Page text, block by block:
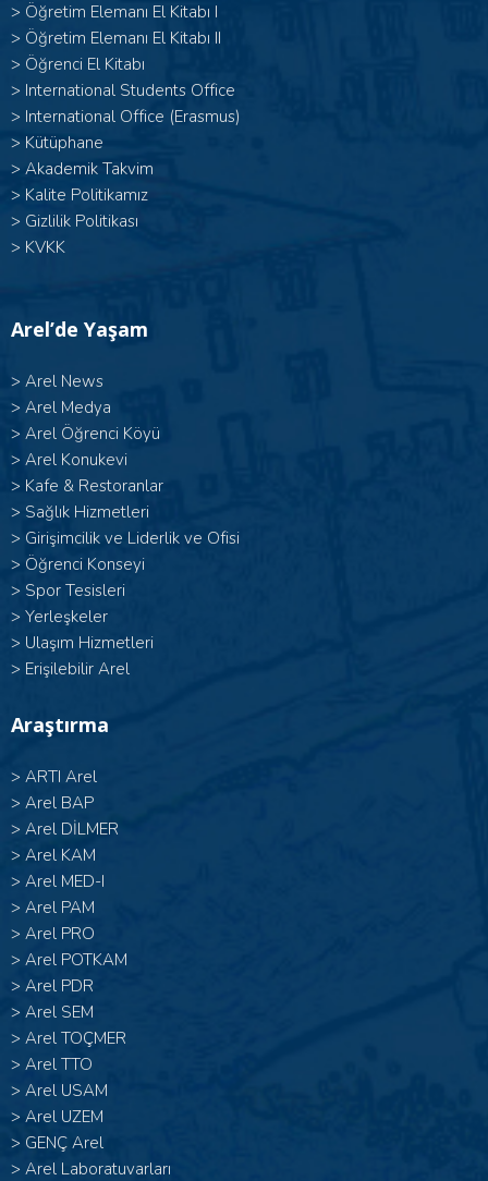
> Öğretim Elemanı El Kitabı I
> Öğretim Elemanı El Kitabı II
> Öğrenci El Kitabı
> International Students Office
> International Office (Erasmus)
> Kütüphane
> Akademik Takvim
> Kalite Politikamız
> Gizlilik Politikası
> KVKK
Arel’de Yaşam
> Arel News
> Arel Medya
> Arel Öğrenci Köyü
> Arel Konukevi
> Kafe & Restoranlar
> Sağlık Hizmetleri
> Girişimcilik ve Liderlik ve Ofisi
> Öğrenci Konseyi
> Spor Tesisleri
> Yerleşkeler
> Ulaşım Hizmetleri
> Erişilebilir Arel
Araştırma
> ARTI Arel
> Arel BAP
> Arel DİLMER
> Arel KAM
> Arel MED-I
> Arel PAM
> Arel PRO
> Arel POTKAM
> Arel PDR
> Arel SEM
> Arel TOÇMER
> Arel TTO
> Arel USAM
> Arel UZEM
> GENÇ Arel
> Arel Laboratuvarları